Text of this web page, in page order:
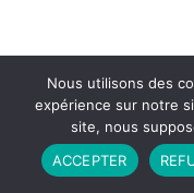
Partenariat
Copyright © 2026 -
Nous utilisons des
expérience sur notre
site, nous
ACCEPTER